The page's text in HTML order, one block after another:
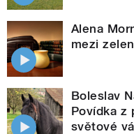
Alena
mezi
Boleslav
Povídka z
světové